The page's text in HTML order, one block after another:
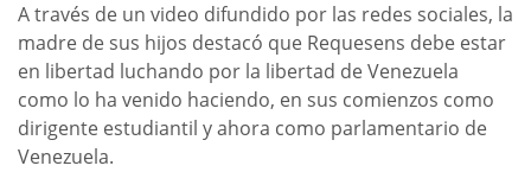
A través de un video difundido por las redes sociales, la
madre de sus hijos destacó que Requesens debe estar
en libertad luchando por la libertad de Venezuela
como lo ha venido haciendo, en sus comienzos como
dirigente estudiantil y ahora como parlamentario de
Venezuela.